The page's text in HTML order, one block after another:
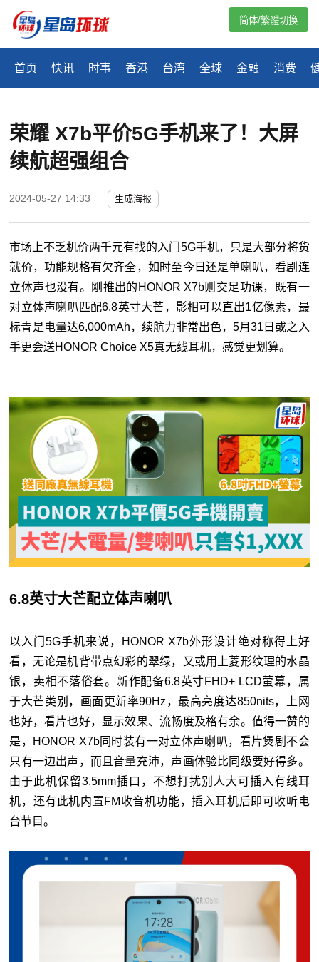
首页 快讯 时事 香港 台湾 全球 金融 消费
简体/繁體切換
荣耀 X7b平价5G手机来了！大屏
续航超强组合
2024-05-27 14:33 生成海报
市场上不乏机价两千元有找的入门5G手机，只是大部分将货
就价，功能规格有欠齐全，如时至今日还是单喇叭，看剧连
立体声也没有。刚推出的HONOR X7b则交足功课，既有一
对立体声喇叭匹配6.8英寸大芒，影相可以直出1亿像素，最
标青是电量达6,000mAh，续航力非常出色，5月31日或之入
手更会送HONOR Choice X5真无线耳机，感觉更划算。
6.8英寸大芒配立体声喇叭
以入门5G手机来说，HONOR X7b外形设计绝对称得上好
看，无论是机背带点幻彩的翠绿，又或用上菱形纹理的水晶
银，卖相不落俗套。新作配备6.8英寸FHD+ LCD萤幕，属
于大芒类别，画面更新率90Hz，最高亮度达850nits，上网
也好，看片也好，显示效果、流畅度及格有余。值得一赞的
是，HONOR X7b同时装有一对立体声喇叭，看片煲剧不会
只有一边出声，而且音量充沛，声画体验比同级要好得多。
由于此机保留3.5mm插口，不想打扰别人大可插入有线耳
机，还有此机内置FM收音机功能，插入耳机后即可收听电
台节目。